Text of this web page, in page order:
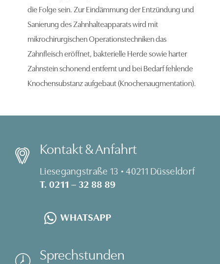
die Folge sein. Zur Eindämmung der Entzündung und
Sanierung des Zahnhalteapparats wird mit
mikrochirurgischen Operationstechniken das
Zahnfleisch eröffnet, bakterielle Herde sowie harter
Zahnstein schonend entfernt und bei Bedarf fehlende
Knochensubstanz aufgebaut (Knochenaugmentation).
Kontakt & Anfahrt
Liesegangstraße 13 • 40211 Düsseldorf
T. 0211 – 32 88 89
WHATSAPP
Sprechstunden